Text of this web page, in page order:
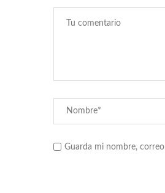
Guarda mi nombre,